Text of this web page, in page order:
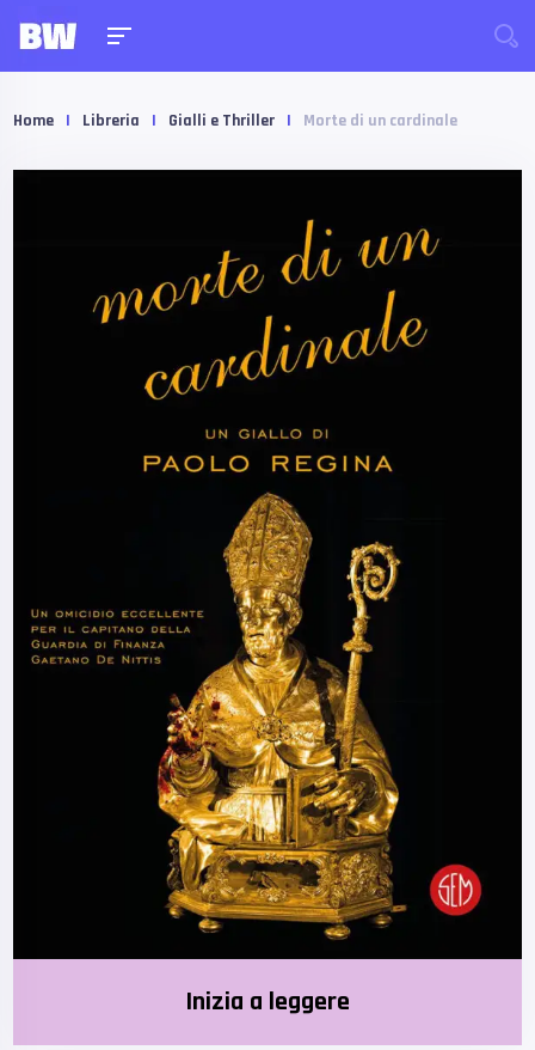
Home | Libreria | Gialli e Thriller | Morte di un cardinale
Inizia a leggere